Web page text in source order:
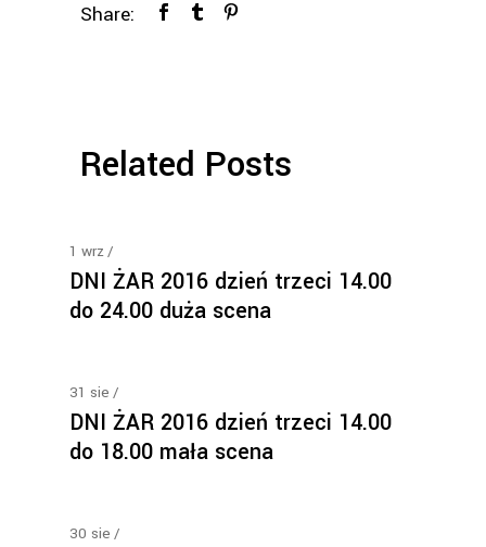
Share:
Related Posts
1 wrz
DNI ŻAR 2016 dzień trzeci 14.00
do 24.00 duża scena
31 sie
DNI ŻAR 2016 dzień trzeci 14.00
do 18.00 mała scena
30 sie